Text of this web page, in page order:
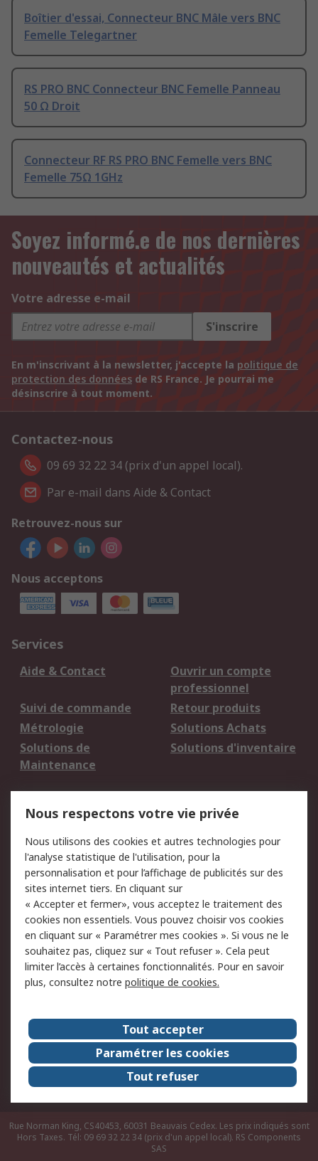
Boîtier d'essai, Connecteur BNC Mâle vers BNC
Femelle Telegartner
RS PRO BNC Connecteur BNC Femelle Panneau
50 Ω Droit
Connecteur RF RS PRO BNC Femelle vers BNC
Femelle 75Ω 1GHz
Soyez informé.e de nos dernières
nouveautés et actualités
Votre adresse e-mail
S'inscrire
En m'inscrivant à la newsletter, j'accepte la politique de
protection des données de RS France. Je pourrai me
désinscrire à tout moment.
Contactez-nous
09 69 32 22 34 (prix d'un appel local).
Par e-mail dans Aide & Contact
Retrouvez-nous sur
Nous acceptons
Services
Aide & Contact
Ouvrir un compte
professionnel
Suivi de commande
Retour produits
Métrologie
Solutions Achats
Solutions de
Maintenance
Solutions d'inventaire
du site
Politique de protection
des données - Mise à
jour
Sécurité des E-mails
Conditions générales
de vente
Politique anti-
corruption
Campagnes marketing
A propos de RS
A propos de RS France
Evénements
Le groupe RS Group Plc
Presse
RS dans le monde
Démarche RSE
Nous rejoindre
RS Particuliers
Rue Norman King, CS40453, 60031 Beauvais Cedex. Les prix indiqués sont
Hors Taxes. Tél: 09 69 32 22 34 (prix d'un appel local). RS Components
SAS
Nous respectons votre vie privée
Nous utilisons des cookies et autres technologies pour
l'analyse statistique de l'utilisation, pour la
personnalisation et pour l’affichage de publicités sur des
sites internet tiers. En cliquant sur
« Accepter et fermer», vous acceptez le traitement des
cookies non essentiels. Vous pouvez choisir vos cookies
en cliquant sur « Paramétrer mes cookies ». Si vous ne le
souhaitez pas, cliquez sur « Tout refuser ». Cela peut
limiter l’accès à certaines fonctionnalités. Pour en savoir
plus, consultez notre politique de cookies.
Tout accepter
Paramétrer les cookies
Tout refuser